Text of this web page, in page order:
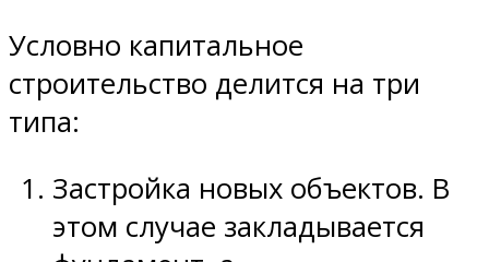
Условно капитальное
строительство делится на три
типа:
Застройка новых объектов. В
этом случае закладывается